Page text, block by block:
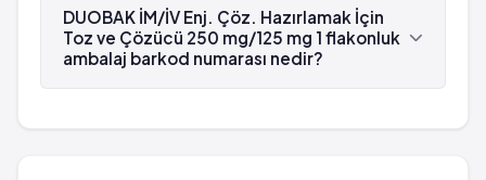
Çözücü 250 mg/125 mg 1 flakonluk ambalaj ,
Koçak Farma tarafından üretilmektedir.
DUOBAK İM/İV Enj. Çöz. Hazırlamak İçin
Toz ve Çözücü 250 mg/125 mg 1 flakonluk
ambalaj barkod numarası nedir?
Çözücü 250 mg/125 mg 1 flakonluk ambalaj'in